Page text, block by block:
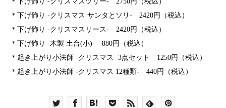
＊ 下げ飾り -クリスマス サンタとソリ- 2420円（税込）
＊ 下げ飾り -クリスマスリース- 2420円（税込）
＊ 下げ飾り -木製 土台(小)- 880円（税込）
＊ 起き上がり小法師 -クリスマス- 3点セット 1250円（税込）
＊ 起き上がり小法師 -クリスマス 12種類- 440円（税込）